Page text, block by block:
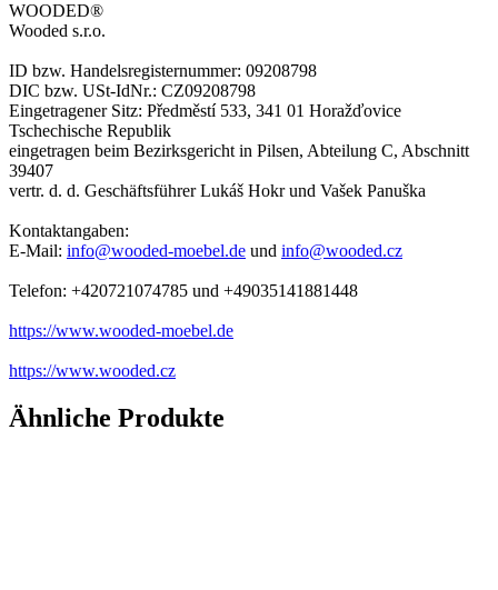
WOODED®
Wooded s.r.o.
ID bzw. Handelsregisternummer: 09208798
DIC bzw. USt-IdNr.: CZ09208798
Eingetragener Sitz: Předměstí 533, 341 01 Horažďovice
Tschechische Republik
eingetragen beim Bezirksgericht in Pilsen, Abteilung C, Abschnitt
39407
vertr. d. d. Geschäftsführer Lukáš Hokr und Vašek Panuška
Kontaktangaben:
E-Mail: info@wooded-moebel.de und info@wooded.cz
Telefon: +420721074785 und +49035141881448
https://www.wooded-moebel.de
https://www.wooded.cz
Ähnliche Produkte